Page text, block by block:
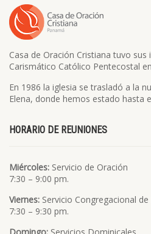
Casa de Oración Cristiana tuvo
Carismático Católico Pentecostal
En 1986 la iglesia se trasladó a la
Elena, donde hemos estado hasta
HORARIO DE REUNIONES
Miércoles: Servicio de Oración
7:30 – 9:00 pm.
Viernes: Servicio Congregacional
7:30 – 9:30 pm.